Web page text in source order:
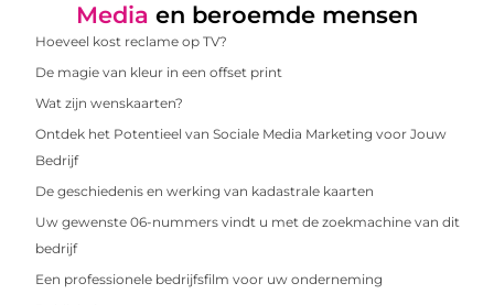
Media en beroemde mensen
Hoeveel kost reclame op TV?
De magie van kleur in een offset print
Wat zijn wenskaarten?
Ontdek het Potentieel van Sociale Media Marketing voor Jouw
Bedrijf
De geschiedenis en werking van kadastrale kaarten
Uw gewenste 06-nummers vindt u met de zoekmachine van dit
bedrijf
Een professionele bedrijfsfilm voor uw onderneming